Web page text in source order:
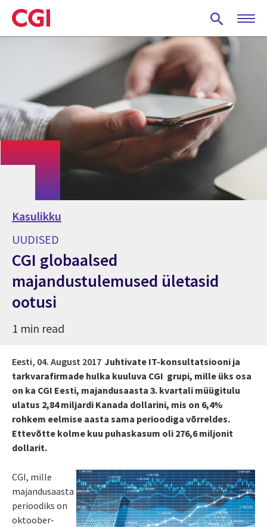
Skip
to
main
Kasulikku
UUDISED
CGI globaalsed
majandustulemused ületasid
ootusi
1 min read
Eesti, 04. August 2017 Juhtivate IT-konsultatsiooni ja
tarkvarafirmade hulka kuuluva CGI grupi, mille üks osa
on ka CGI Eesti, majandusaasta 3. kvartali müügitulu
ulatus 2,84 miljardi Kanada dollarini, mis on 6,4%
rohkem eelmise aasta sama perioodiga võrreldes.
Ettevõtte kolme kuu puhaskasum oli 276,6 miljonit
dollarit.
CGI, mille
majandusaasta
perioodiks on
oktoober-